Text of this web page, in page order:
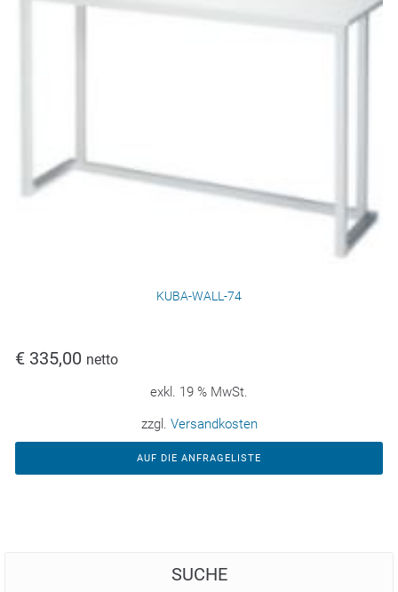
KUBA-WALL-74
€ 335,00 netto
exkl. 19 % MwSt.
zzgl. Versandkosten
AUF DIE ANFRAGELISTE
SUCHE